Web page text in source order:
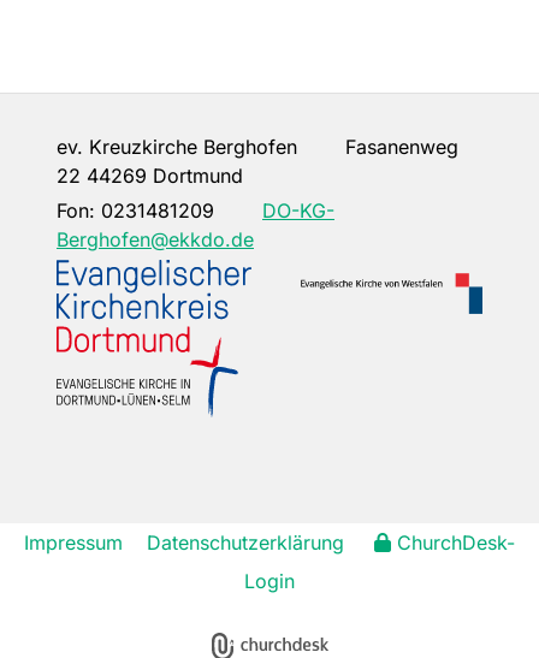
ev. Kreuzkirche Berghofen Fasanenweg
22 44269 Dortmund
Fon: 0231481209
DO-KG-
Berghofen@ekkdo.de
Impressum Datenschutzerklärung
ChurchDesk-
Login